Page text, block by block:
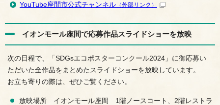
YouTube座間市公式チャンネル （外部リンク）
イオンモール座間で応募作品スライドショーを放映
次の日程で、「SDGsエコポスターコンクール2024」に御応募い
ただいた全作品をまとめたスライドショーを放映しています。
お立ち寄りの際は、ぜひご覧ください。
放映場所 イオンモール座間 1階ノースコート、2階レストラ